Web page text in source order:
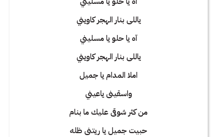
ياللى بنار الهجر كاويني
آه يا حلو يا مسليني
ياللى بنار الهجر كاويني
املا المدام يا جميل
واسقينى ياعيني
من كثر شوقى عليك ما بنام
حبيت جميل يا ريتنى ظله